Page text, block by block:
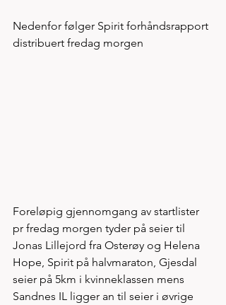
Nedenfor følger Spirit forhåndsrapport
distribuert fredag morgen
Foreløpig gjennomgang av startlister
pr fredag morgen tyder på seier til
Jonas Lillejord fra Osterøy og Helena
Hope, Spirit på halvmaraton, Gjesdal
seier på 5km i kvinneklassen mens
Sandnes IL ligger an til seier i øvrige